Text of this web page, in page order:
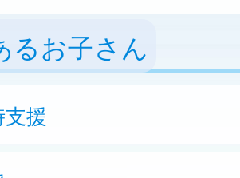
るお子さん
援